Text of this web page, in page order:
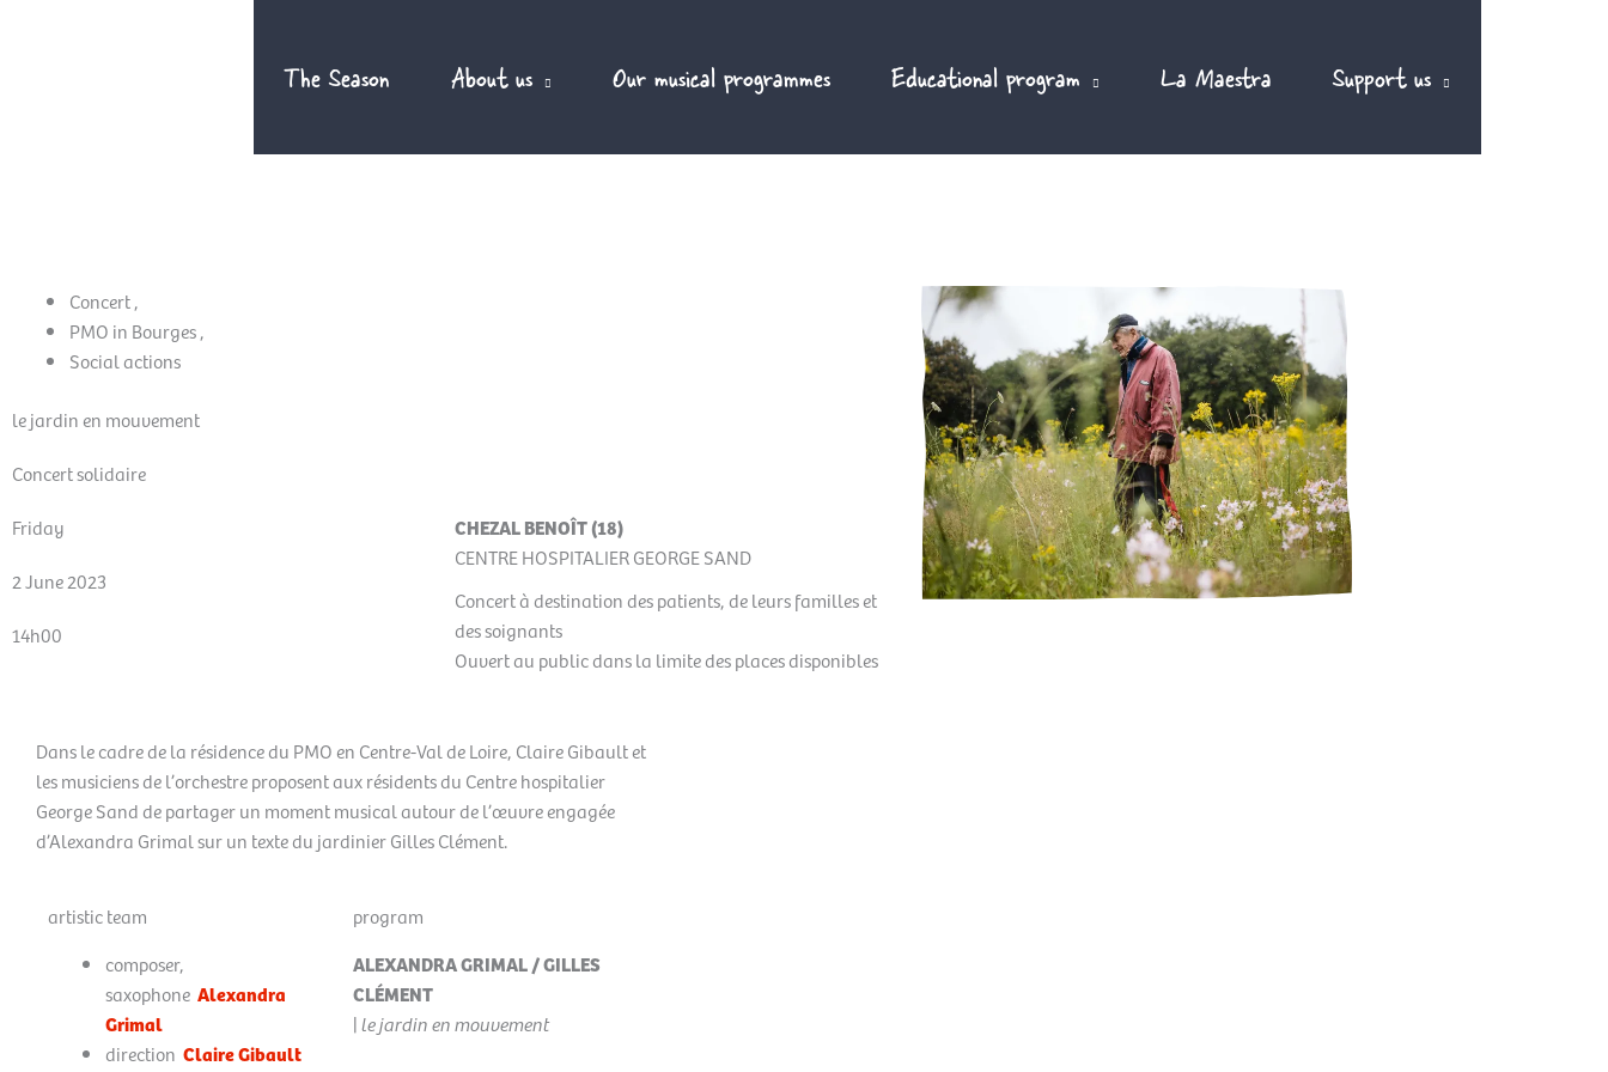
The Season About us Our musical programmes Educational program La Maestra Support us
Concert,
PMO in Bourges,
Social actions
le jardin en mouvement
Concert solidaire
Friday
2 June 2023
14h00
CHEZAL BENOÎT (18)
CENTRE HOSPITALIER GEORGE SAND
Concert à destination des patients, de leurs familles et
des soignants
Ouvert au public dans la limite des places disponibles
Dans le cadre de la résidence du PMO en Centre-Val de Loire, Claire Gibault et
les musiciens de l’orchestre proposent aux résidents du Centre hospitalier
George Sand de partager un moment musical autour de l’œuvre engagée
d’Alexandra Grimal sur un texte du jardinier Gilles Clément.
artistic team
composer,
saxophone Alexandra
Grimal
direction Claire Gibault
program
ALEXANDRA GRIMAL / GILLES
CLÉMENT
|le jardin en mouvement